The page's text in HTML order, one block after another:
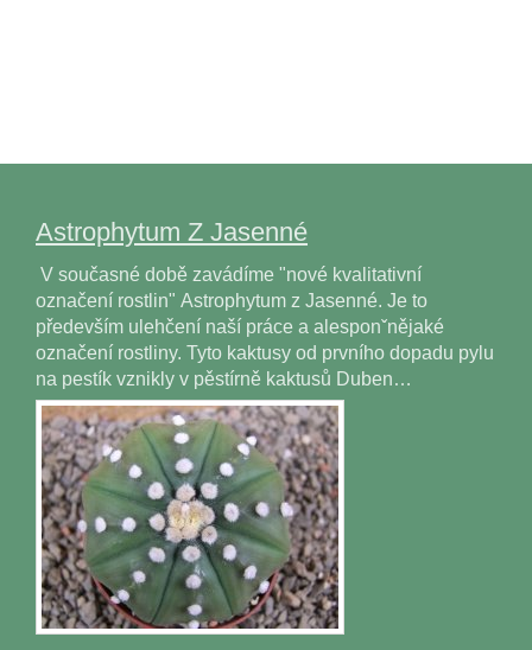
Astrophytum Z Jasenné
V současné době zavádíme "nové kvalitativní
označení rostlin" Astrophytum z Jasenné. Je to
především ulehčení naší práce a alesponˇnějaké
označení rostliny. Tyto kaktusy od prvního dopadu pylu
na pestík vznikly v pěstírně kaktusů Duben…